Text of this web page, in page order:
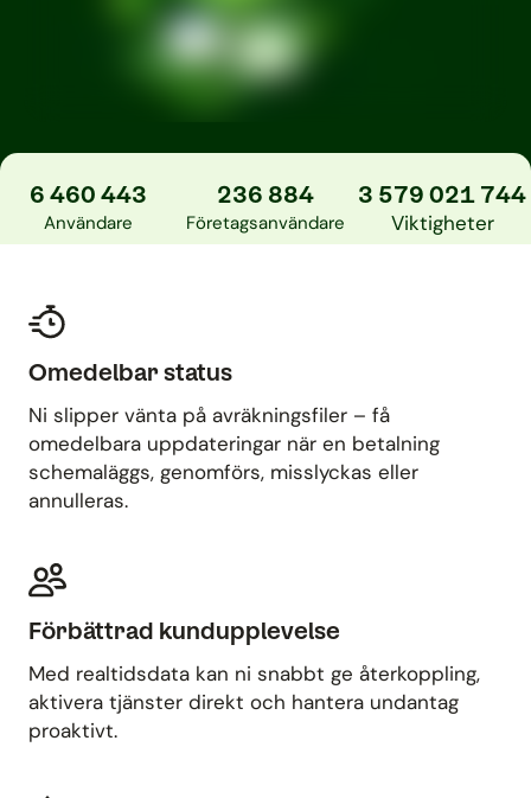
6 460 443
Användare
236 884
Företagsanvändare
3 579 021 744
Viktigheter
Omedelbar status
Ni slipper vänta på avräkningsfiler – få
omedelbara uppdateringar när en betalning
schemaläggs, genomförs, misslyckas eller
annulleras.
Förbättrad kundupplevelse
Med realtidsdata kan ni snabbt ge återkoppling,
aktivera tjänster direkt och hantera undantag
proaktivt.